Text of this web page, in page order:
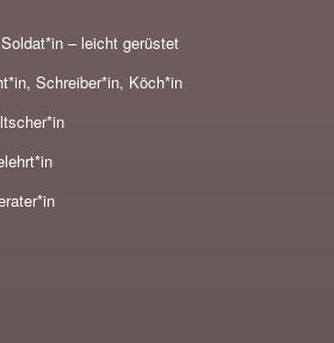
– leicht gerüstet
Schreiber*in, Köch*in